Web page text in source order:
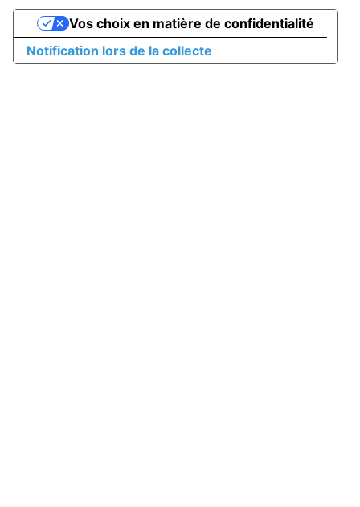
Notification lors de la collecte
Vos choix en matière de confidentialité